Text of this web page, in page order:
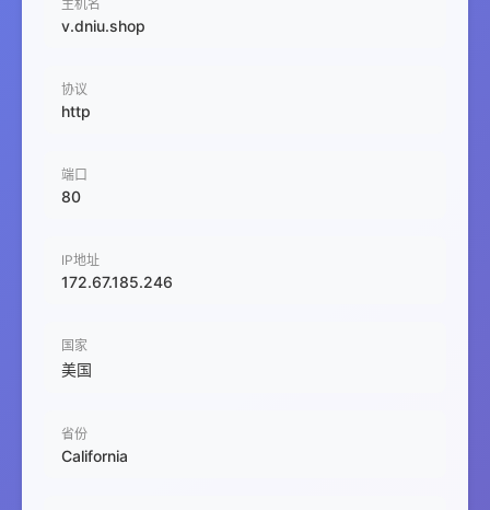
主机名
v.dniu.shop
协议
http
端口
80
IP地址
172.67.185.246
国家
美国
省份
California